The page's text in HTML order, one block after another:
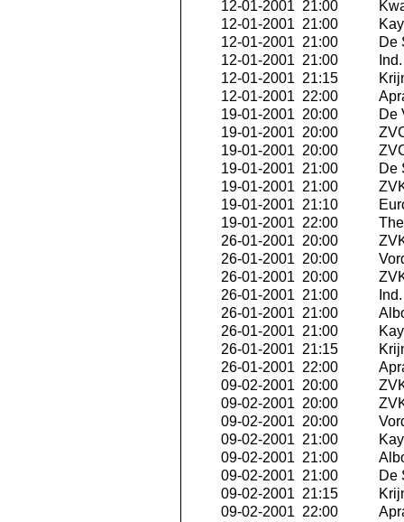
12-01-2001 21:00
12-01-2001 21:00
12-01-2001 21:00
De
12-01-2001 21:00
12-01-2001 21:15
12-01-2001 22:00
19-01-2001 20:00
De
19-01-2001 20:00
19-01-2001 20:00
19-01-2001 21:00
De
19-01-2001 21:00
19-01-2001 21:10
19-01-2001 22:00
26-01-2001 20:00
26-01-2001 20:00
26-01-2001 20:00
26-01-2001 21:00
26-01-2001 21:00
26-01-2001 21:00
26-01-2001 21:15
26-01-2001 22:00
09-02-2001 20:00
09-02-2001 20:00
09-02-2001 20:00
09-02-2001 21:00
09-02-2001 21:00
09-02-2001 21:00
De
09-02-2001 21:15
09-02-2001 22:00